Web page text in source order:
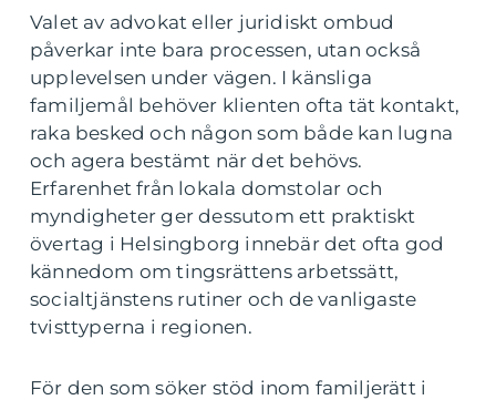
Valet av advokat eller juridiskt ombud
påverkar inte bara processen, utan också
upplevelsen under vägen. I känsliga
familjemål behöver klienten ofta tät kontakt,
raka besked och någon som både kan lugna
och agera bestämt när det behövs.
Erfarenhet från lokala domstolar och
myndigheter ger dessutom ett praktiskt
övertag i Helsingborg innebär det ofta god
kännedom om tingsrättens arbetssätt,
socialtjänstens rutiner och de vanligaste
tvisttyperna i regionen.
För den som söker stöd inom familjerätt i